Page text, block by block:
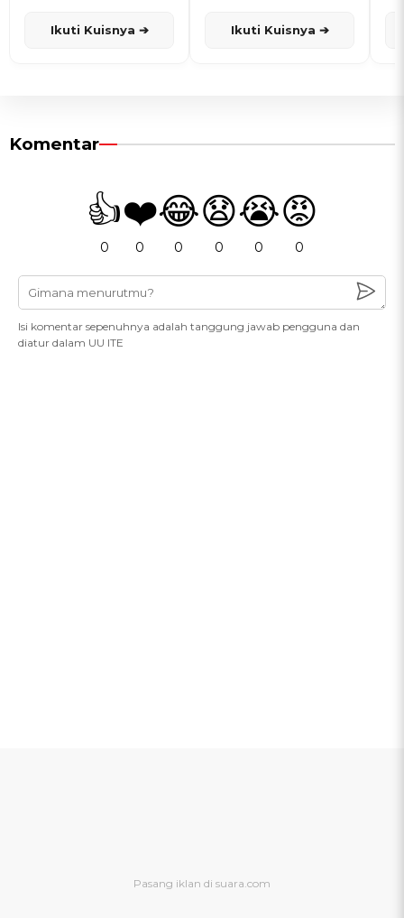
Ikuti Kuisnya ➔ Ikuti Kuisnya ➔
Komentar
👍
0
❤️
0
😂
0
😧
0
😭
0
😡
0
Isi komentar sepenuhnya adalah tanggung jawab pengguna dan
diatur dalam UU ITE